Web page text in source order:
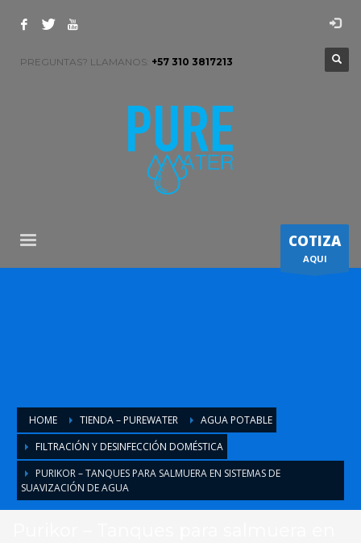
PREGUNTAS? LLAMANOS: +57 310 3817213
COTIZA
AQUI
HOME TIENDA – PUREWATER
AGUA POTABLE
FILTRACIÓN Y DESINFECCIÓN DOMÉSTICA
PURIKOR – TANQUES PARA SALMUERA EN SISTEMAS DE
SUAVIZACIÓN DE AGUA